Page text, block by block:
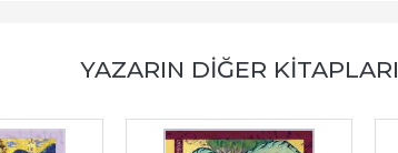
YAZARIN DIĞER KITAPLARI